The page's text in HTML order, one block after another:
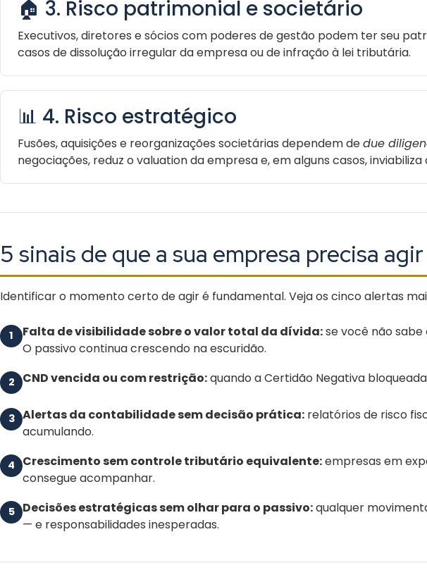
🏠 3. Risco patrimonial e societário
Executivos, diretores e sócios com poderes de gestão podem ter seu
casos de dissolução irregular da empresa ou de infração à lei tributária.
📊 4. Risco estratégico
Fusões, aquisições e reorganizações societárias dependem dedue
negociações, reduz o valuation da empresa e, em alguns casos,
5 sinais de que a sua empresa precisa
Identificar o momento certo de agir é fundamental. Veja os cinco alertas
1 Falta de visibilidade sobre o valor total da dívida:se você não
O passivo continua crescendo na escuridão.
2 CND vencida ou com restrição:quando a Certidão Negativa
3 Alertas da contabilidade sem decisão prática: relatórios de risco
acumulando.
4 Crescimento sem controle tributário equivalente:empresas em
consegue acompanhar.
5 Decisões estratégicas sem olhar para o passivo:qualquer
— e responsabilidades inesperadas.